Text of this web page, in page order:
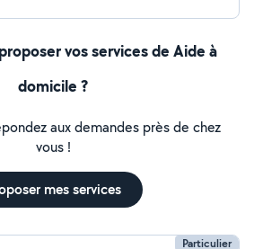
vos services de Aide à
domicile ?
aux demandes près de chez
vous !
mes services
Particulier